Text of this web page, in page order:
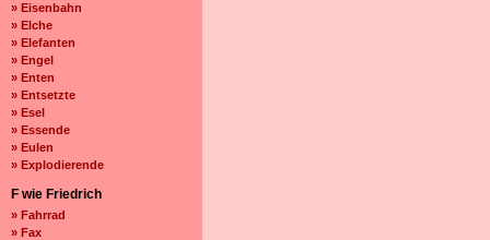
» Eisenbahn
» Elche
» Elefanten
» Engel
» Enten
» Entsetzte
» Esel
» Essende
» Eulen
» Explodierende
F wie Friedrich
» Fahrrad
» Fax